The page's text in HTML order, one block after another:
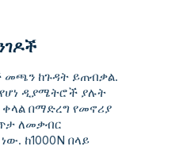
መጫን ከጉዳት ይጠብቃል.
ዲያሜትሮች ያሉት
ቀላል በማድረግ የመኖሪያ
ለመቃብር
ከ1000N በላይ